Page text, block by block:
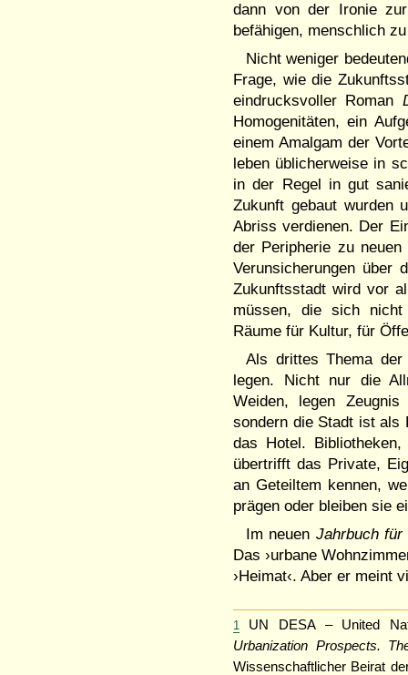
dann von der Ironie
befähigen, menschlich
Nicht weniger
Frage, wie die
eindrucksvoller Roman
Homogenitäten, ein
einem Amalgam der
leben üblicherweise in
in der Regel in gut
Zukunft gebaut wurden
Abriss verdienen. Der
der Peripherie zu
Verunsicherungen über
Zukunftsstadt wird vor
müssen, die sich nicht
Räume für Kultur, für
Als drittes Thema
legen. Nicht nur die
Weiden, legen
sondern die Stadt ist als
das Hotel.
übertrifft das Private,
an Geteiltem kennen,
prägen oder bleiben sie
Im neuen Jahrbuch für
Das ›urbane
›Heimat‹. Aber er meint
1
UN DESA – United
Urbanization Prospects.
Wissenschaftlicher Beirat